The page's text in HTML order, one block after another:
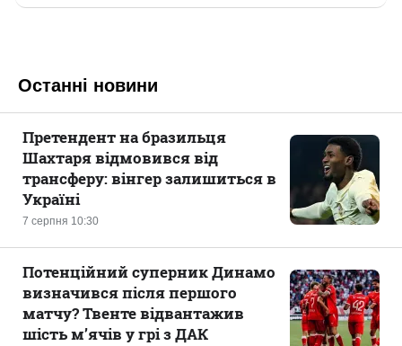
Останні новини
7 серпня 10:30
Претендент на бразильця
Шахтаря відмовився від
трансферу: вінгер залишиться в
Україні
Потенційний суперник Динамо
визначився після першого
матчу? Твенте відвантажив
шість м’ячів у грі з ДАК